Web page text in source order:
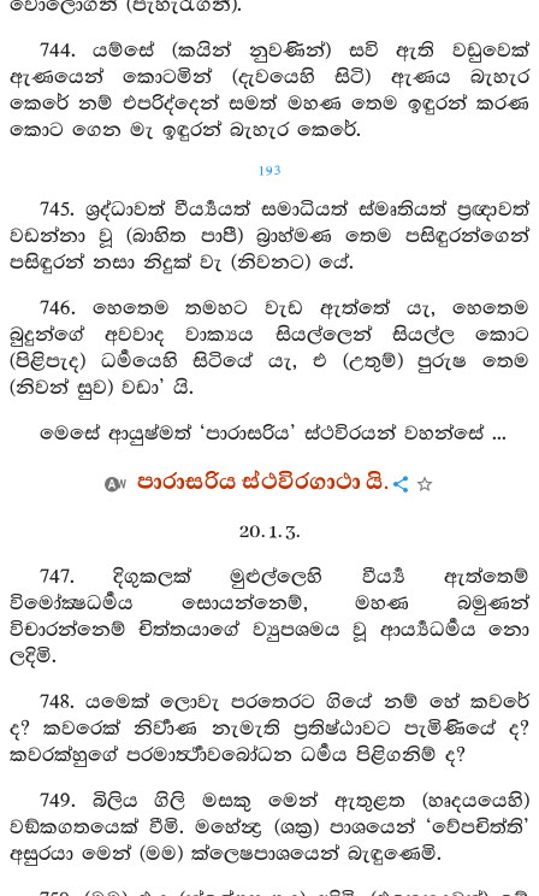
වොලොගනි (පැහැරැගනී).
744. යම්සේ (කයින් නුවණින්) සවි ඇති වඩුවෙක්
ඇණයෙන් කොටමින් (දැවයෙහි සිටි) ඇණය බැහැර
කෙරේ නම් එපරිද්දෙන් සමත් මහණ තෙම ඉඳුරන් කරණ
කොට ගෙන මැ ඉඳුරන් බැහැර කෙරේ.
193
745. ශ්‍රද්ධාවත් වීර්‍ය්‍යයත් සමාධියත් ස්මෘතියත් ප්‍රඥාවත්
වඩන්නා වූ (බාහිත පාපී) බ්‍රාහ්මණ තෙම පසිඳුරන්ගෙන්
පසිඳුරන් නසා නිදුක් වැ (නිවනට) යේ.
746. හෙතෙම තමහට වැඩ ඇත්තේ යැ, හෙතෙම
බුදුන්ගේ අවවාද වාක්‍යය සියල්ලෙන් සියල්ල කොට
(පිළිපැද) ධර්‍මයෙහි සිටියේ යැ, එ (උතුම්) පුරුෂ තෙම
(නිවන් සුව) වඩා’ යි.
මෙසේ ආයුෂ්මත් ‘පාරාසරිය’ ස්ථවිරයන් වහන්සේ ...
පාරාසරිය ස්ථවිරගාථා යි.
20. 1. 3.
747. දිගුකලක් මුළුල්ලෙහි වීර්‍ය්‍ය ඇත්තෙම්
විමෝක්‍ෂධර්‍මය සොයන්නෙම්, මහණ බමුණන්
විචාරන්නෙම් චිත්තයාගේ ව්‍යුපශමය වූ ආර්‍ය්‍යධර්‍මය නො
ලදිමි.
748. යමෙක් ලොවැ පරතෙරට ගියේ නම් හේ කවරේ
ද? කවරෙක් නිර්‍වාණ නැමැති ප්‍රතිෂ්ඨාවට පැමිණියේ ද?
කවරක්හුගේ පරමාර්‍ත්‍ථාවබෝධන ධර්‍මය පිළිගනිම් ද?
749. බිලිය ගිලි මසකු මෙන් ඇතුළත (හෘදයයෙහි)
වඞ්කගතයෙක් වීමි. මහේන්‍ද්‍ර (ශක්‍ර) පාශයෙන් ‘වේපචිත්ති’
අසුරයා මෙන් (මම) ක්ලෙෂපාශයෙන් බැඳුණෙමි.